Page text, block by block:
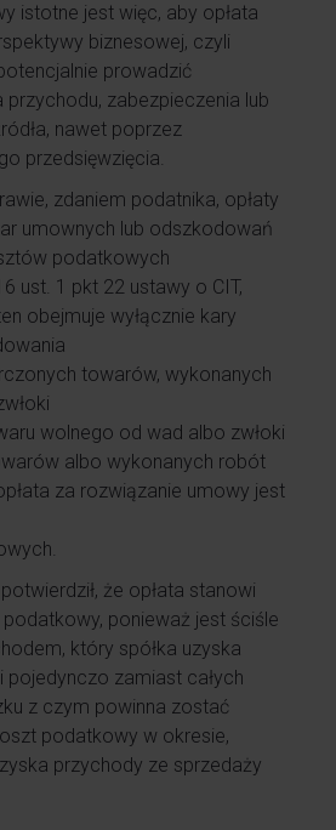
istotne jest więc, aby opłata
biznesowej, czyli
prowadzić
zabezpieczenia lub
nawet poprzez
przedsięwzięcia.
zdaniem podatnika, opłaty
umownych lub odszkodowań
podatkowych
ust. 1 pkt 22 ustawy o CIT,
obejmuje wyłącznie kary
towarów, wykonanych
wolnego od wad albo zwłoki
albo wykonanych robót
za rozwiązanie umowy jest
że opłata stanowi
ponieważ jest ściśle
który spółka uzyska
pojedynczo zamiast całych
z czym powinna zostać
podatkowy w okresie,
przychody ze sprzedaży